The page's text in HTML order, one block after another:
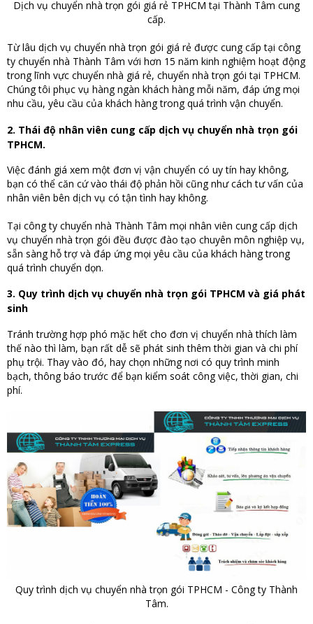
Dịch vụ chuyển nhà trọn gói giá rẻ TPHCM tại Thành Tâm cung
cấp.
Từ lâu dịch vụ chuyển nhà trọn gói giá rẻ được cung cấp tại công
ty chuyển nhà Thành Tâm với hơn 15 năm kinh nghiệm hoạt động
trong lĩnh vực chuyển nhà giá rẻ, chuyển nhà trọn gói tại TPHCM.
Chúng tôi phục vụ hàng ngàn khách hàng mỗi năm, đáp ứng mọi
nhu cầu, yêu cầu của khách hàng trong quá trình vận chuyển.
2. Thái độ nhân viên cung cấp dịch vụ chuyển nhà trọn gói
TPHCM.
Việc đánh giá xem một đơn vị vận chuyển có uy tín hay không,
bạn có thể căn cứ vào thái độ phản hồi cũng như cách tư vấn của
nhân viên bên dịch vụ có tận tình hay không.
Tại công ty chuyển nhà Thành Tâm mọi nhân viên cung cấp dịch
vụ chuyển nhà trọn gói đều được đào tạo chuyên môn nghiệp vụ,
sẵn sàng hỗ trợ và đáp ứng mọi yêu cầu của khách hàng trong
quá trình chuyển dọn.
3. Quy trình dịch vụ chuyển nhà trọn gói TPHCM và giá phát
sinh
Tránh trường hợp phó mặc hết cho đơn vị chuyển nhà thích làm
thế nào thì làm, bạn rất dễ sẽ phát sinh thêm thời gian và chi phí
phụ trội. Thay vào đó, hay chọn những nơi có quy trình minh
bạch, thông báo trước để bạn kiểm soát công việc, thời gian, chi
phí.
Quy trình dịch vụ chuyển nhà trọn gói TPHCM - Công ty Thành
Tâm.